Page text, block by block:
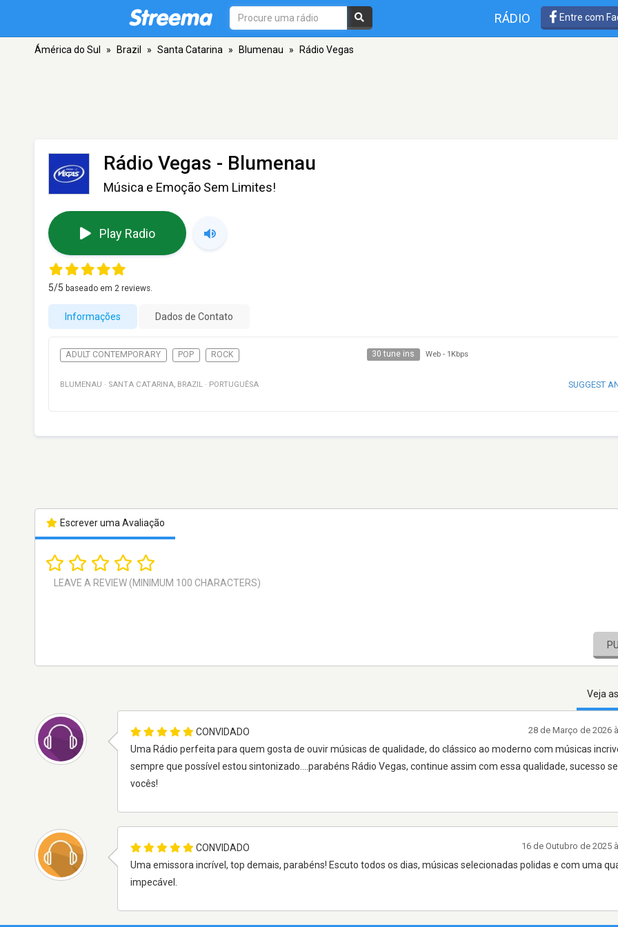
RÁDIO Entre com
Ámérica do Sul » Brazil » Santa Catarina » Blumenau » Rádio Vegas
Rádio Vegas - Blumenau
Música e Emoção Sem Limites!
Play Radio
5/5 baseado em 2 reviews.
Informações Dados de Contato
ADULT CONTEMPORARY POP ROCK 30 tune ins Web - 1Kbps
BLUMENAU · SANTA CATARINA, BRAZIL · PORTUGUÊSA SUGGEST
Escrever uma Avaliação
Veja
CONVIDADO
Uma Rádio perfeita para quem gosta de ouvir músicas de qualidade, do clássico ao moderno com músicas
sempre que possível estou sintonizado....parabéns Rádio Vegas, continue assim com essa qualidade, sucesso
vocês!
28 de Março de 2026
CONVIDADO
Uma emissora incrível, top demais, parabéns! Escuto todos os dias, músicas selecionadas polidas e com uma
impecável.
16 de Outubro de 2025